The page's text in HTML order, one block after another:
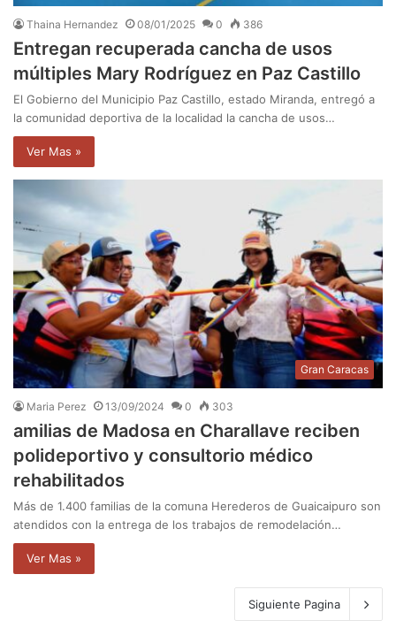
Thaina Hernandez 08/01/2025 0 386
Entregan recuperada cancha de usos
múltiples Mary Rodríguez en Paz Castillo
El Gobierno del Municipio Paz Castillo, estado Miranda, entregó a
la comunidad deportiva de la localidad la cancha de usos…
Ver Mas »
Gran Caracas
Maria Perez 13/09/2024 0 303
amilias de Madosa en Charallave reciben
polideportivo y consultorio médico
rehabilitados
Más de 1.400 familias de la comuna Herederos de Guaicaipuro son
atendidos con la entrega de los trabajos de remodelación…
Ver Mas »
Siguiente Pagina